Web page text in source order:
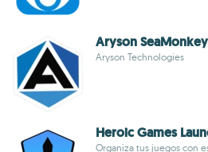
Aryson
Aryson Technologies
Heroic Games
Organiza tus juegos con